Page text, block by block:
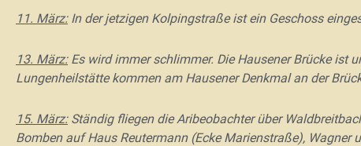
11. März:In der jetzigen Kolpingstraße ist ein Geschoss
13. März:Es wird immer schlimmer. Die Hausener Brücke ist
Lungenheilstätte kommen am Hausener Denkmal an der
15. März:Ständig fliegen die Aribeobachter über
Bomben auf Haus Reutermann (Ecke Marienstraße), Wagner